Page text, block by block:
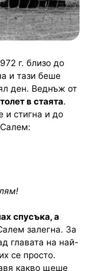
г. близо до
и тази беше
ден. Веднъж от
в стаята.
и стигна и до
спусъка, а
залегна. За
главата на най-
се просто.
какво щеше